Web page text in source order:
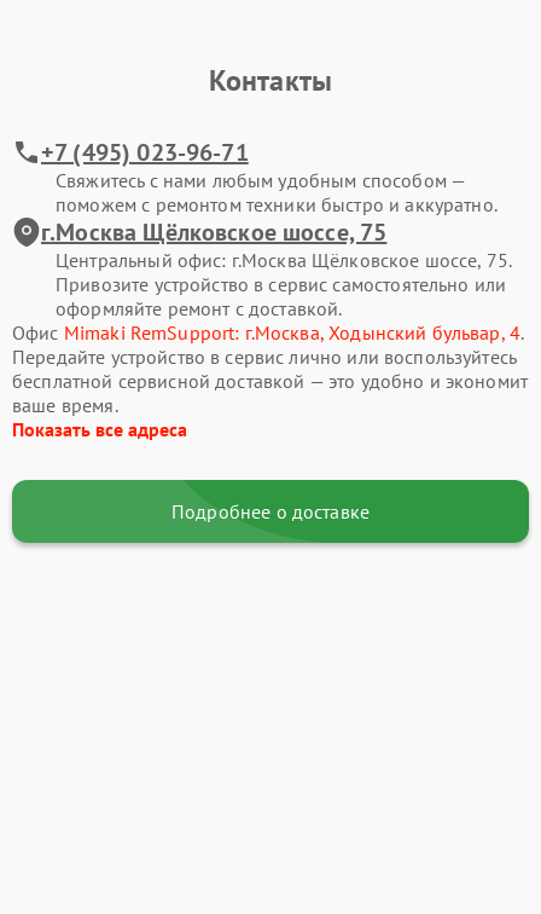
Контакты
+7 (495) 023-96-71
Свяжитесь с нами любым удобным способом —
поможем с ремонтом техники быстро и аккуратно.
г.Москва Щёлковское шоссе, 75
Центральный офис: г.Москва Щёлковское шоссе, 75.
Привозите устройство в сервис самостоятельно или
оформляйте ремонт с доставкой.
Офис Mimaki RemSupport: г.Москва, Ходынский бульвар, 4.
Передайте устройство в сервис лично или воспользуйтесь
бесплатной сервисной доставкой — это удобно и экономит
ваше время.
Показать все адреса
Подробнее о доставке